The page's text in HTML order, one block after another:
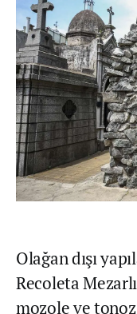
Olağan dışı
Recoleta
mozole ve